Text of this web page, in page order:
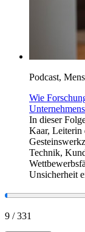
Podcast,
Wie
In dieser
Kaar, Leiterin
Technik,
Unsicherheit
9 /331